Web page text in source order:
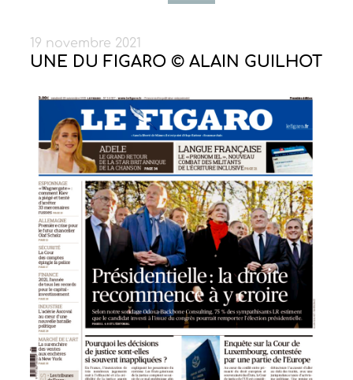
19 novembre 2021
UNE DU FIGARO © ALAIN GUILHOT